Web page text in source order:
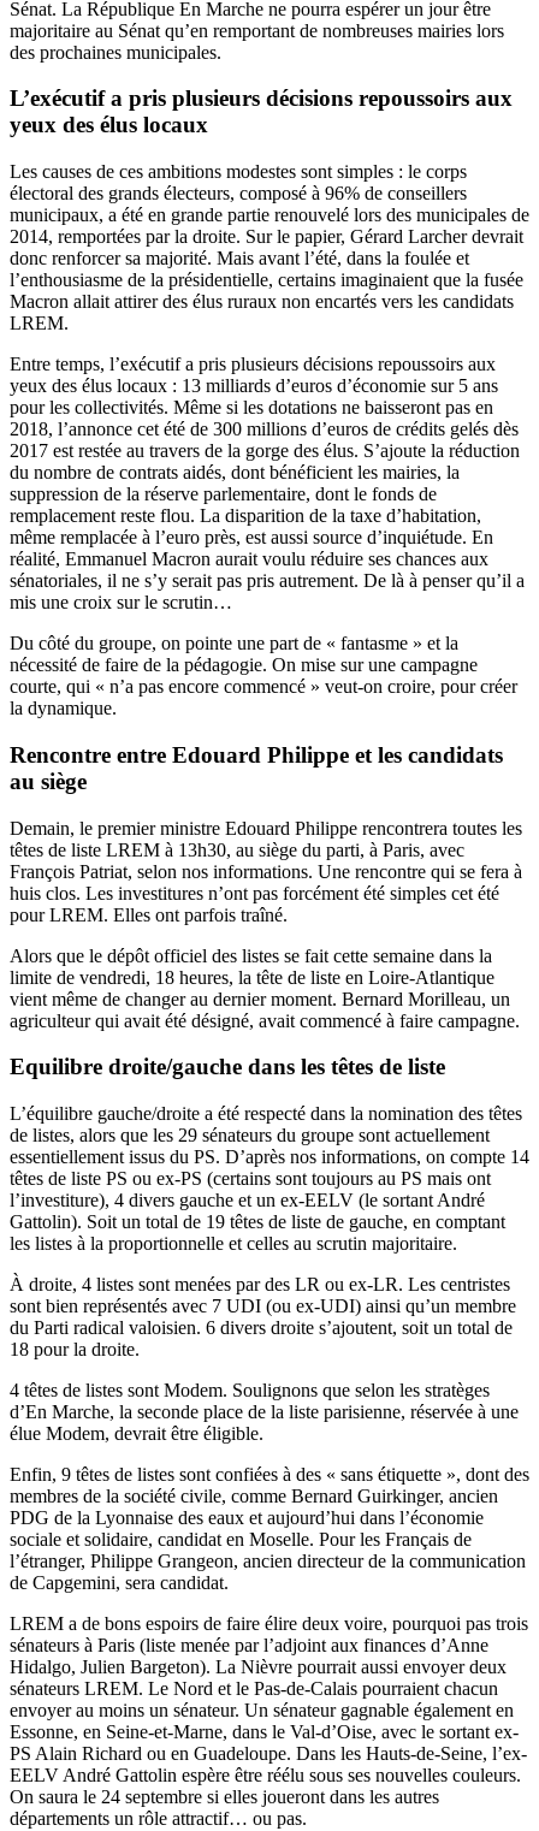
Sénat. La République En Marche ne pourra espérer un jour être
majoritaire au Sénat qu’en remportant de nombreuses mairies lors
des prochaines municipales.
L’exécutif a pris plusieurs décisions repoussoirs aux
yeux des élus locaux
Les causes de ces ambitions modestes sont simples : le corps
électoral des grands électeurs, composé à 96% de conseillers
municipaux, a été en grande partie renouvelé lors des municipales de
2014, remportées par la droite. Sur le papier, Gérard Larcher devrait
donc renforcer sa majorité. Mais avant l’été, dans la foulée et
l’enthousiasme de la présidentielle, certains imaginaient que la fusée
Macron allait attirer des élus ruraux non encartés vers les candidats
LREM.
Entre temps, l’exécutif a pris plusieurs décisions repoussoirs aux
yeux des élus locaux : 13 milliards d’euros d’économie sur 5 ans
pour les collectivités. Même si les dotations ne baisseront pas en
2018, l’annonce cet été de 300 millions d’euros de crédits gelés dès
2017 est restée au travers de la gorge des élus. S’ajoute la réduction
du nombre de contrats aidés, dont bénéficient les mairies, la
suppression de la réserve parlementaire, dont le fonds de
remplacement reste flou. La disparition de la taxe d’habitation,
même remplacée à l’euro près, est aussi source d’inquiétude. En
réalité, Emmanuel Macron aurait voulu réduire ses chances aux
sénatoriales, il ne s’y serait pas pris autrement. De là à penser qu’il a
mis une croix sur le scrutin…
Du côté du groupe, on pointe une part de « fantasme » et la
nécessité de faire de la pédagogie. On mise sur une campagne
courte, qui « n’a pas encore commencé » veut-on croire, pour créer
la dynamique.
Rencontre entre Edouard Philippe et les candidats
au siège
Demain, le premier ministre Edouard Philippe rencontrera toutes les
têtes de liste LREM à 13h30, au siège du parti, à Paris, avec
François Patriat, selon nos informations. Une rencontre qui se fera à
huis clos. Les investitures n’ont pas forcément été simples cet été
pour LREM. Elles ont parfois traîné.
Alors que le dépôt officiel des listes se fait cette semaine dans la
limite de vendredi, 18 heures, la tête de liste en Loire-Atlantique
vient même de changer au dernier moment. Bernard Morilleau, un
agriculteur qui avait été désigné, avait commencé à faire campagne.
Equilibre droite/gauche dans les têtes de liste
L’équilibre gauche/droite a été respecté dans la nomination des têtes
de listes, alors que les 29 sénateurs du groupe sont actuellement
essentiellement issus du PS. D’après nos informations, on compte 14
têtes de liste PS ou ex-PS (certains sont toujours au PS mais ont
l’investiture), 4 divers gauche et un ex-EELV (le sortant André
Gattolin). Soit un total de 19 têtes de liste de gauche, en comptant
les listes à la proportionnelle et celles au scrutin majoritaire.
À droite, 4 listes sont menées par des LR ou ex-LR. Les centristes
sont bien représentés avec 7 UDI (ou ex-UDI) ainsi qu’un membre
du Parti radical valoisien. 6 divers droite s’ajoutent, soit un total de
18 pour la droite.
4 têtes de listes sont Modem. Soulignons que selon les stratèges
d’En Marche, la seconde place de la liste parisienne, réservée à une
élue Modem, devrait être éligible.
Enfin, 9 têtes de listes sont confiées à des « sans étiquette », dont des
membres de la société civile, comme Bernard Guirkinger, ancien
PDG de la Lyonnaise des eaux et aujourd’hui dans l’économie
sociale et solidaire, candidat en Moselle. Pour les Français de
l’étranger, Philippe Grangeon, ancien directeur de la communication
de Capgemini, sera candidat.
LREM a de bons espoirs de faire élire deux voire, pourquoi pas trois
sénateurs à Paris (liste menée par l’adjoint aux finances d’Anne
Hidalgo, Julien Bargeton). La Nièvre pourrait aussi envoyer deux
sénateurs LREM. Le Nord et le Pas-de-Calais pourraient chacun
envoyer au moins un sénateur. Un sénateur gagnable également en
Essonne, en Seine-et-Marne, dans le Val-d’Oise, avec le sortant ex-
PS Alain Richard ou en Guadeloupe. Dans les Hauts-de-Seine, l’ex-
EELV André Gattolin espère être réélu sous ses nouvelles couleurs.
On saura le 24 septembre si elles joueront dans les autres
départements un rôle attractif… ou pas.